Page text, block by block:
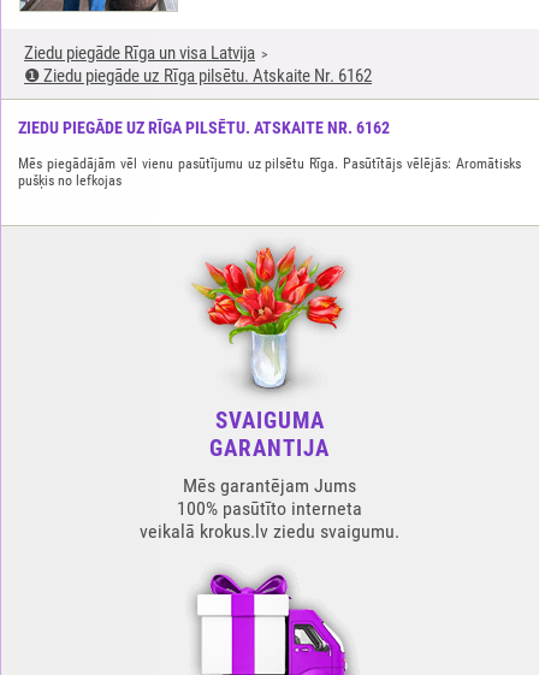
Ziedu piegāde Rīga un visa Latvija
❶ Ziedu piegāde uz Rīga pilsētu. Atskaite Nr. 6162
ZIEDU PIEGĀDE UZ RĪGA PILSĒTU. ATSKAITE NR. 6162
Mēs piegādājām vēl vienu pasūtījumu uz pilsētu Rīga. Pasūtītājs vēlējās: Aromātisks
pušķis no lefkojas
SVAIGUMA
GARANTIJA
Mēs garantējam Jums
100% pasūtīto interneta
veikalā krokus.lv ziedu svaigumu.